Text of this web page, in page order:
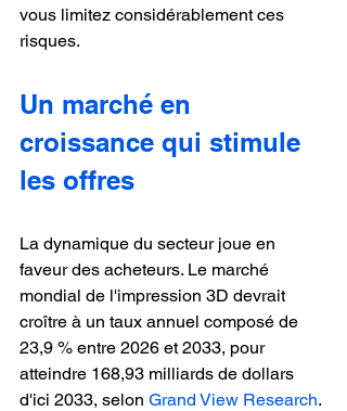
vous limitez considérablement ces
risques.
Un marché en
croissance qui stimule
les offres
La dynamique du secteur joue en
faveur des acheteurs. Le marché
mondial de l'impression 3D devrait
croître à un taux annuel composé de
23,9 % entre 2026 et 2033, pour
atteindre 168,93 milliards de dollars
d'ici 2033, selon Grand View Research.